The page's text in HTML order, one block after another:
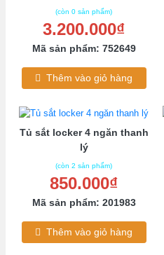
(còn 0 sản phẩm)
3.200.000₫
Mã sản phẩm: 752649
Thêm vào giỏ hàng
Tủ sắt locker 4 ngăn thanh
lý
(còn 2 sản phẩm)
850.000₫
Mã sản phẩm: 201983
Thêm vào giỏ hàng